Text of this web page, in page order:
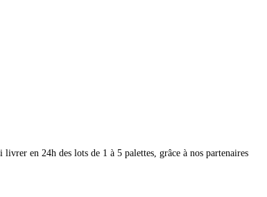
en 24h des lots de 1 à 5 palettes, grâce à nos partenaires